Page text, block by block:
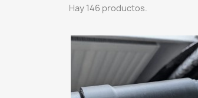
Hay 146 productos.